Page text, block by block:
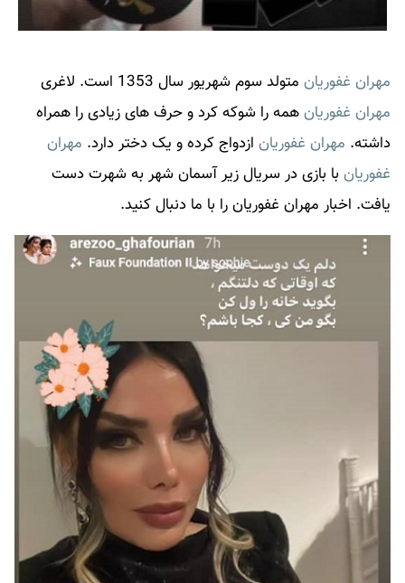
مهران غفوریان متولد سوم شهریور سال 1353 است. لاغری
مهران غفوریانهمه را شوکه کرد و حرف های زیادی را همراه
داشته. مهران غفوریان ازدواج کرده و یک دختر دارد. مهران
غفوریان با بازی در سریال زیر آسمان شهر به شهرت دست
یافت. اخبار مهران غفوریانرا با ما دنبال کنید.